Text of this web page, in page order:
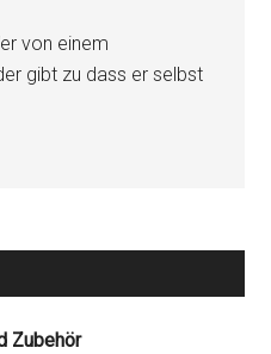
von einem
gibt zu dass er selbst
Zubehör